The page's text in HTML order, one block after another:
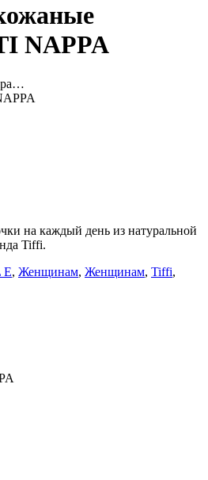
NAPPA
на каждый день из натуральной
Tiffi.
E, Женщинам, Женщинам, Tiffi,